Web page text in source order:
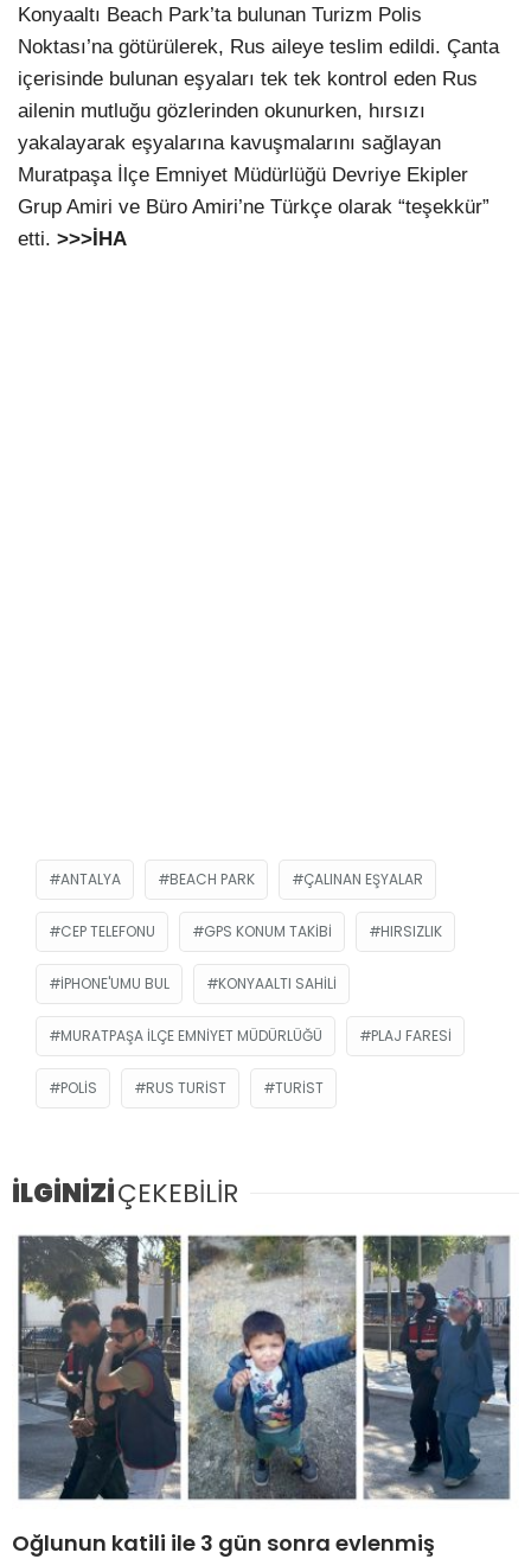
Konyaaltı Beach Park’ta bulunan Turizm Polis
Noktası’na götürülerek, Rus aileye teslim edildi. Çanta
içerisinde bulunan eşyaları tek tek kontrol eden Rus
ailenin mutluğu gözlerinden okunurken, hırsızı
yakalayarak eşyalarına kavuşmalarını sağlayan
Muratpaşa İlçe Emniyet Müdürlüğü Devriye Ekipler
Grup Amiri ve Büro Amiri’ne Türkçe olarak “teşekkür”
etti. >>>İHA
ANTALYA BEACH PARK ÇALINAN EŞYALAR
CEP TELEFONU GPS KONUM TAKIBI HIRSIZLIK
IPHONE'UMU BUL KONYAALTI SAHILI
MURATPAŞA İLÇE EMNIYET MÜDÜRLÜĞÜ PLAJ FARESI
POLIS RUS TURIST TURIST
İLGİNİZİÇEKEBİLİR
Oğlunun katili ile 3 gün sonra evlenmiş